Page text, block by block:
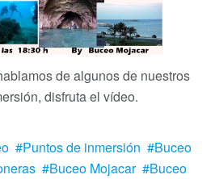
de algunos de nuestros
disfruta el vídeo.
Puntos de inmersión
Buceo
Buceo Mojacar
Buceo